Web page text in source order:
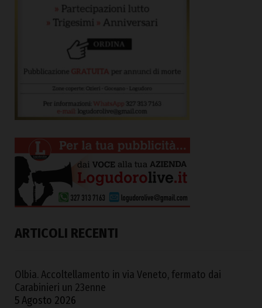
ARTICOLI RECENTI
Olbia. Accoltellamento in via Veneto, fermato dai
Carabinieri un 23enne
5 Agosto 2026